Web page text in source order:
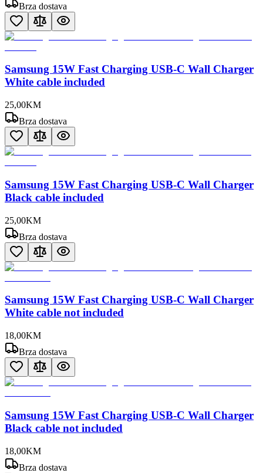
Brza dostava
Samsung 15W Fast Charging USB-C Wall Charger
White cable included
25,00KM
Brza dostava
Samsung 15W Fast Charging USB-C Wall Charger
Black cable included
25,00KM
Brza dostava
Samsung 15W Fast Charging USB-C Wall Charger
White cable not included
18,00KM
Brza dostava
Samsung 15W Fast Charging USB-C Wall Charger
Black cable not included
18,00KM
Brza dostava